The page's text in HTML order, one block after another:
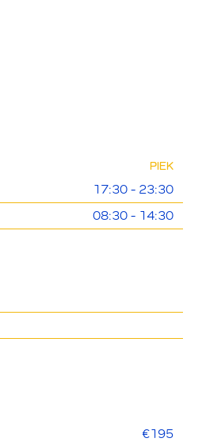
PIEK
17:30 - 23:30
08:30 - 14:30
€195